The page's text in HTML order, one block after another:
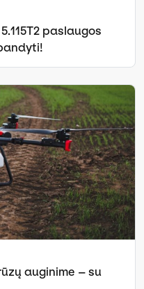
paslaugos
auginime – su